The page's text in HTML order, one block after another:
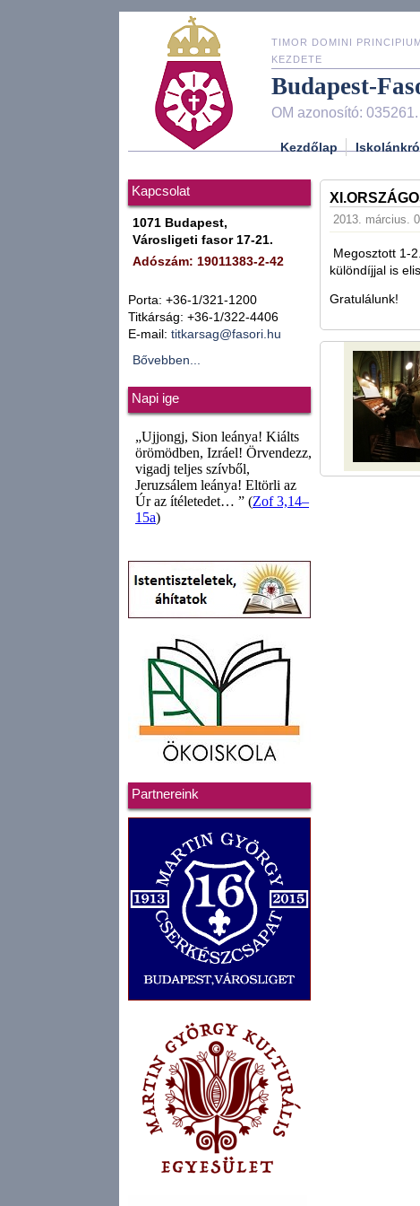
TIMOR DOMINI
KEZDETE
Budapest-
OM azonosító: 035261.
Kezdőlap
Kapcsolat
1071 Budapest,
Városligeti fasor 17-21.
Adószám: 19011383-2-42
Porta: +36-1/321-1200
Titkárság: +36-1/322-4406
E-mail: titkarsag@fasori.hu
Bővebben...
Napi ige
Partnereink
2013. március.
Megosztott 1-
különdíjjal is
Gratulálunk!